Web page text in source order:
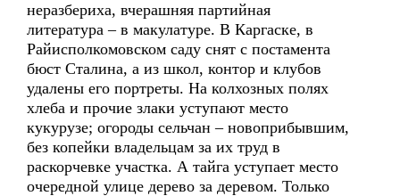
неразбериха, вчерашняя партийная
литература – в макулатуре. В Каргаске, в
Райисполкомовском саду снят с постамента
бюст Сталина, а из школ, контор и клубов
удалены его портреты. На колхозных полях
хлеба и прочие злаки уступают место
кукурузе; огороды сельчан – новоприбывшим,
без копейки владельцам за их труд в
раскорчевке участка. А тайга уступает место
очередной улице дерево за деревом. Только